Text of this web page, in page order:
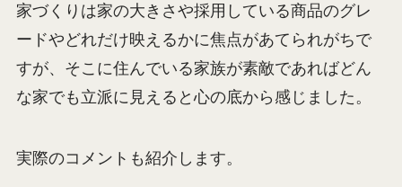
家づくりは家の大きさや採用している商品のグレ
ードやどれだけ映えるかに焦点があてられがちで
すが、そこに住んでいる家族が素敵であればどん
な家でも立派に見えると心の底から感じました。
実際のコメントも紹介します。